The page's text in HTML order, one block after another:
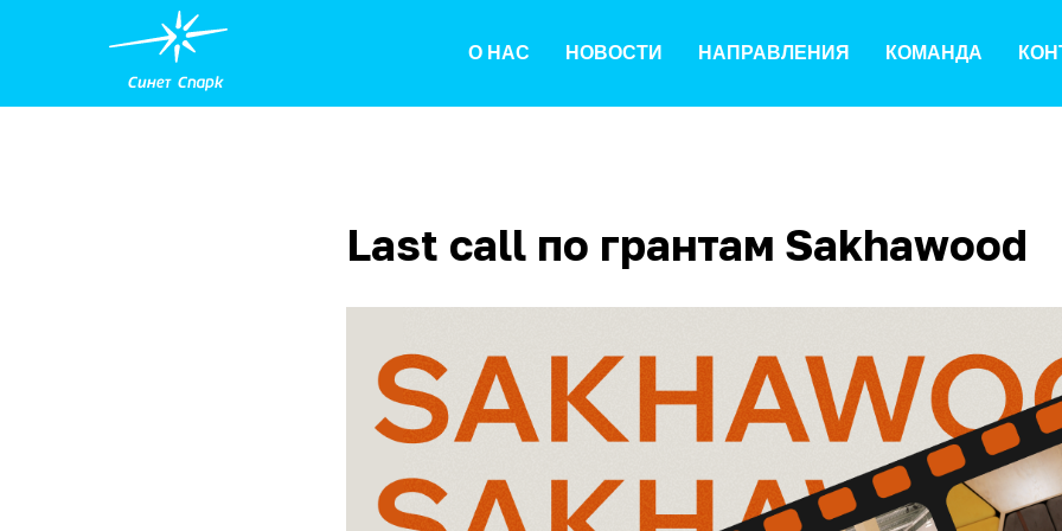
О НАС НОВОСТИ НАПРАВЛЕНИЯ КОМАНДА
Last call по грантам Sakhawood